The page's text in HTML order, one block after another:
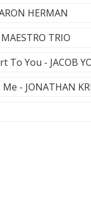
HERMAN
TRIO
To You - JACOB
- JONATHAN